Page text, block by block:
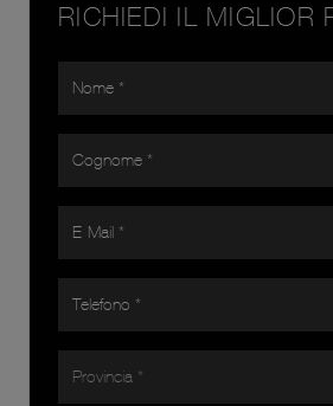
RICHIEDI IL MIGLIOR